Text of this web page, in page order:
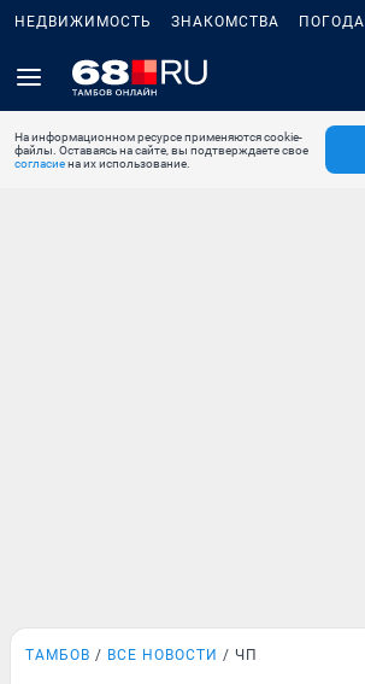
НЕДВИЖИМОСТЬ ЗНАКОМСТВА ПОГОДА
На информационном ресурсе применяются cookie-
файлы. Оставаясь на сайте, вы подтверждаете свое
согласиена их использование.
ТАМБОВ ВСЕ НОВОСТИ ЧП